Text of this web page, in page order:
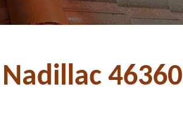
46360